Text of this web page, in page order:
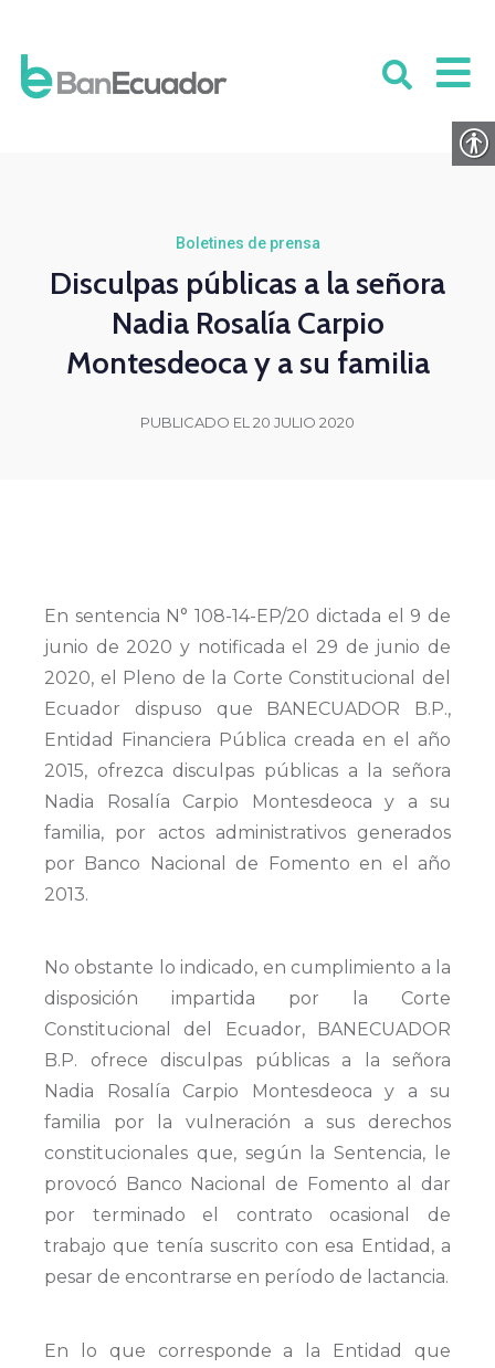
Boletines de prensa
Disculpas públicas a la señora
Nadia Rosalía Carpio
Montesdeoca y a su familia
PUBLICADO EL 20 JULIO 2020
En sentencia N° 108-14-EP/20 dictada el 9 de
junio de 2020 y notificada el 29 de junio de
2020, el Pleno de la Corte Constitucional del
Ecuador dispuso que BANECUADOR B.P.,
Entidad Financiera Pública creada en el año
2015, ofrezca disculpas públicas a la señora
Nadia Rosalía Carpio Montesdeoca y a su
familia, por actos administrativos generados
por Banco Nacional de Fomento en el año
2013.
No obstante lo indicado, en cumplimiento a la
disposición impartida por la Corte
Constitucional del Ecuador, BANECUADOR
B.P. ofrece disculpas públicas a la señora
Nadia Rosalía Carpio Montesdeoca y a su
familia por la vulneración a sus derechos
constitucionales que, según la Sentencia, le
provocó Banco Nacional de Fomento al dar
por terminado el contrato ocasional de
trabajo que tenía suscrito con esa Entidad, a
pesar de encontrarse en período de lactancia.
En lo que corresponde a la Entidad que